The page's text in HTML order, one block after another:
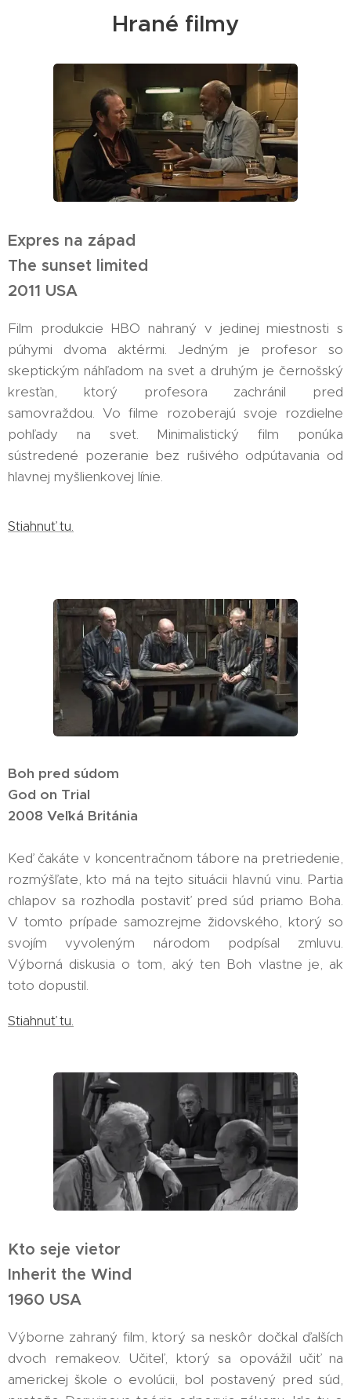
Hrané filmy
Expres na západ
The sunset limited
2011 USA
Film produkcie HBO nahraný v jedinej miestnosti s
púhymi dvoma aktérmi. Jedným je profesor so
skeptickým náhľadom na svet a druhým je černošský
kresťan, ktorý profesora zachránil pred
samovraždou. Vo filme rozoberajú svoje rozdielne
pohľady na svet. Minimalistický film ponúka
sústredené pozeranie bez rušivého odpútavania od
hlavnej myšlienkovej línie.
Stiahnuť tu.
Boh pred súdom
God on Trial
2008 Veľká Británia
Keď čakáte v koncentračnom tábore na pretriedenie,
rozmýšľate, kto má na tejto situácii hlavnú vinu. Partia
chlapov sa rozhodla postaviť pred súd priamo Boha.
V tomto prípade samozrejme židovského, ktorý so
svojím vyvoleným národom podpísal zmluvu.
Výborná diskusia o tom, aký ten Boh vlastne je, ak
toto dopustil.
Stiahnuť tu.
Kto seje vietor
Inherit the Wind
1960 USA
Výborne zahraný film, ktorý sa neskôr dočkal ďalších
dvoch remakeov. Učiteľ, ktorý sa opovážil učiť na
americkej škole o evolúcii, bol postavený pred súd,